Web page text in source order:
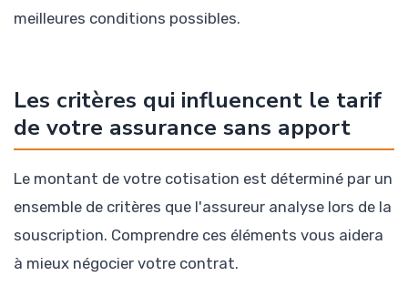
meilleures conditions possibles.
Les critères qui influencent le tarif
de votre assurance sans apport
Le montant de votre cotisation est déterminé par un
ensemble de critères que l'assureur analyse lors de la
souscription. Comprendre ces éléments vous aidera
à mieux négocier votre contrat.